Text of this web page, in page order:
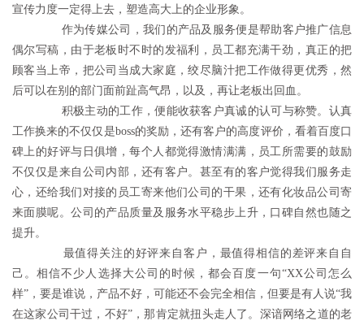
宣传力度一定得上去，塑造高大上的企业形象。
偶尔写稿，由于老板时不时的发福利，员工都充满干劲，真正的把
顾客当上帝，把公司当成大家庭，绞尽脑汁把工作做得更优秀，然
后可以在别的部门面前趾高气昂，以及，再让老板出回血。
工作换来的不仅仅是boss的奖励，还有客户的高度评价，看着百度口
碑上的好评与日俱增，每个人都觉得激情满满，员工所需要的鼓励
不仅仅是来自公司内部，还有客户。甚至有的客户觉得我们服务走
心，还给我们对接的员工寄来他们公司的干果，还有化妆品公司寄
来面膜呢。公司的产品质量及服务水平稳步上升，口碑自然也随之
提升。
己。相信不少人选择大公司的时候，都会百度一句“XX公司怎么
样”，要是谁说，产品不好，可能还不会完全相信，但要是有人说“我
在这家公司干过，不好”，那肯定就扭头走人了。深谙网络之道的老